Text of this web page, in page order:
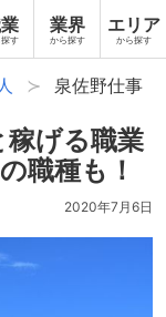
す
業界
から探す
エリア
から探す
泉佐野仕事
げる職業
職種も！
2020年7月6日